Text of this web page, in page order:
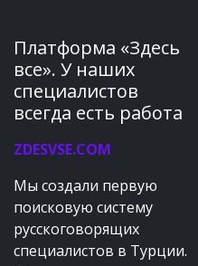
Платформа «Здесь
все». У наших
специалистов
всегда есть работа
ZDESVSE.COM
Мы создали первую
поисковую систему
русскоговорящих
специалистов в Турции.